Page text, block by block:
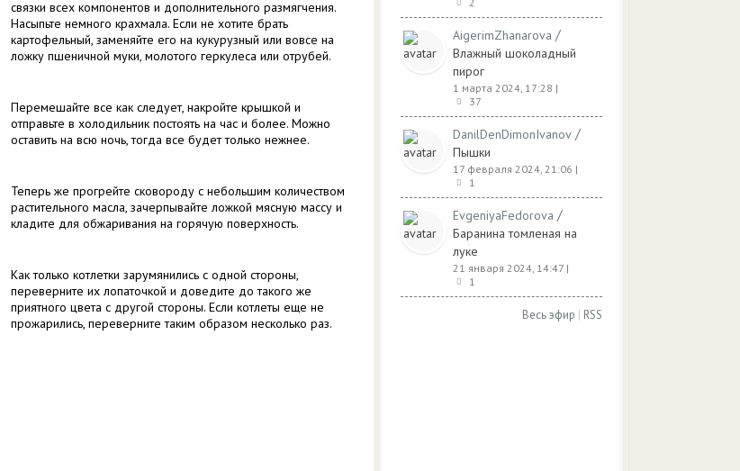
связки всех компонентов и дополнительного размягчения.
Насыпьте немного крахмала. Если не хотите брать
картофельный, заменяйте его на кукурузный или вовсе на
ложку пшеничной муки, молотого геркулеса или отрубей.
Перемешайте все как следует, накройте крышкой и
отправьте в холодильник постоять на час и более. Можно
оставить на всю ночь, тогда все будет только нежнее.
Теперь же прогрейте сковороду с небольшим количеством
растительного масла, зачерпывайте ложкой мясную массу и
кладите для обжаривания на горячую поверхность.
Как только котлетки зарумянились с одной стороны,
переверните их лопаточкой и доведите до такого же
приятного цвета с другой стороны. Если котлеты еще не
прожарились, переверните таким образом несколько раз.
AigerimZhanarova /
Влажный шоколадный
пирог
1 марта 2024, 17:28 |
37
DanilDenDimonIvanov /
Пышки
17 февраля 2024, 21:06 |
1
EvgeniyaFedorova /
Баранина томленая на
луке
21 января 2024, 14:47 |
1
Весь эфир | RSS